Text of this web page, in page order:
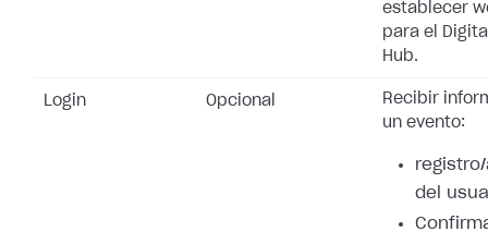
establecer
para el
Hub.
Login Opcional
Recibir
un evento:
del